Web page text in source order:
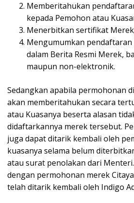
Memberitahukan
kepada Pemohon atau
Menerbitkan sertifikat
Mengumumkan
dalam Berita Resmi Merek,
maupun non-elektronik.
Sedangkan apabila permohonan
akan memberitahukan secara
atau Kuasanya beserta alasan
didaftarkannya merek tersebut.
juga dapat ditarik kembali oleh
kuasanya selama belum
atau surat penolakan dari
dengan permohonan merek
telah ditarik kembali oleh Indigo